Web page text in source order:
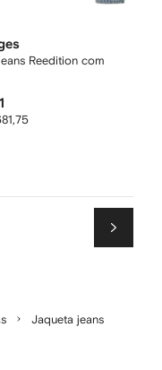
Reedition com
Jaqueta jeans